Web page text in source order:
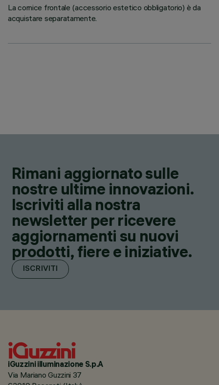
La cornice frontale (accessorio estetico obbligatorio) è da
acquistare separatamente.
Rimani aggiornato sulle
nostre ultime innovazioni.
Iscriviti alla nostra
newsletter per ricevere
aggiornamenti su nuovi
prodotti, fiere e iniziative.
ISCRIVITI
iGuzzini illuminazione S.p.A
Via Mariano Guzzini 37